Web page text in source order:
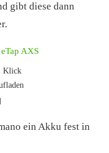
gibt diese dann
Klick
ein Akku fest in